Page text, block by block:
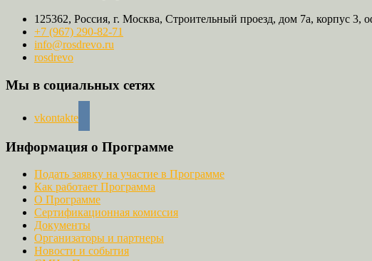
125362, Россия, г. Москва, Строительный проезд, дом 7а, корпус 3,
+7 (967) 290-82-71
info@rosdrevo.ru
rosdrevo
Мы в социальных сетях
vkontakte
Информация о Программе
Подать заявку на участие в Программе
Как работает Программа
О Программе
Сертификационная комиссия
Документы
Организаторы и партнеры
Новости и события